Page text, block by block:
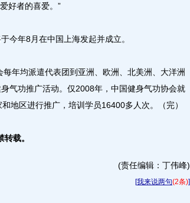
好者的喜爱。”
今年8月在中国上海发起并成立。
年均派遣代表团到亚洲、欧洲、北美洲、大洋洲
气功推广活动。仅2008年，中国健身气功协会就
地区进行推广，培训学员16400多人次。（完）
载。
(责任编辑：丁伟峰)
[我来说两句(2条)]